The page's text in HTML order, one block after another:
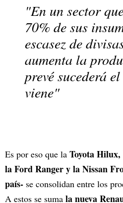
"En un sector
70% de sus
escasez de
aumenta la
prevé sucederá
viene"
Es por eso que la Toyota Hilux,
la Ford Ranger y la Nissan
país- se consolidan entre los
A estos se suma la nueva